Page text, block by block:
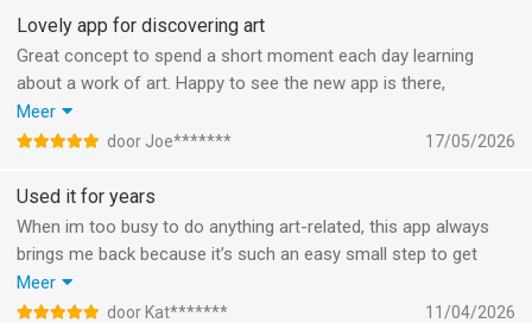
http://getdailyart.com/privacypolicy &
https://www.getdailyart.com/terms
--
iPod touch met iOS versie 15.5 of hoger, geschikt bevonden
voor gebruikers met leeftijden vanaf
Informatie voor DailyArtis het laatst vergeleken op 7 Aug om
11:21.
Lovely app for discovering art
Great concept to spend a short moment each day learning
about a work of art. Happy to see the new app is there,
restoring my premium was easy and the process very clear.
Room for improvement: iPad app doesn’t support landscape
Meer
door Joe******* 17/05/2026
Used it for years
When im too busy to do anything art-related, this app always
brings me back because it’s such an easy small step to get
back into a habit when you’re busy af. I really love that it exists
and that it doesn’t overwhelm you with 100 other extras in-app
Meer
door Kat******* 11/04/2026